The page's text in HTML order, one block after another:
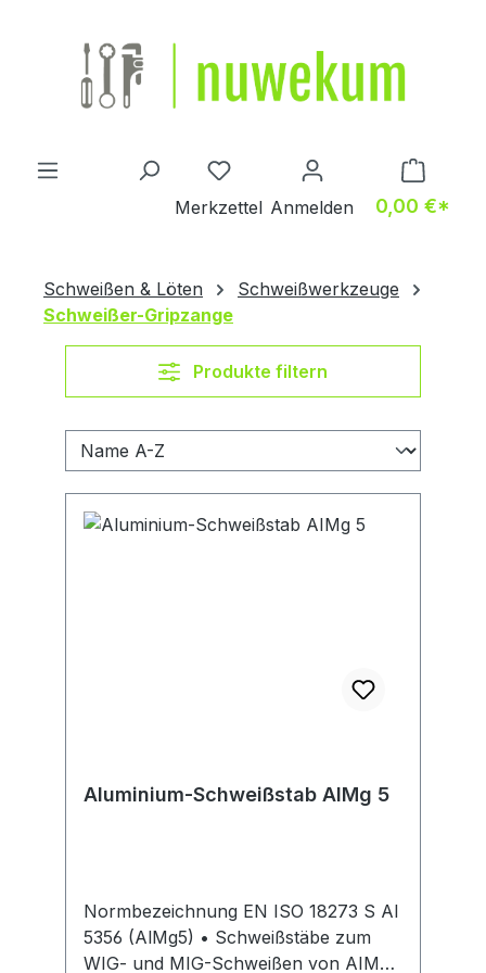
Du hast 0 Produkte auf dem
Merkzettel Anmelden 0,00 €*
Schweißen & Löten
Schweißwerkzeuge
Schweißer-Gripzange
Produkte filtern
Aluminium-Schweißstab AIMg 5
Normbezeichnung EN ISO 18273 S Al
5356 (AlMg5) • Schweißstäbe zum
WIG- und MIG-Schweißen von AIMg-